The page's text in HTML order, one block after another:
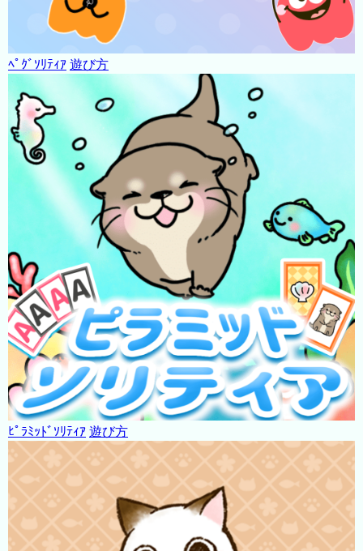
ﾍﾟｸﾞｿﾘﾃｨｱ 遊び方
ﾋﾟﾗﾐｯﾄﾞｿﾘﾃｨｱ 遊び方